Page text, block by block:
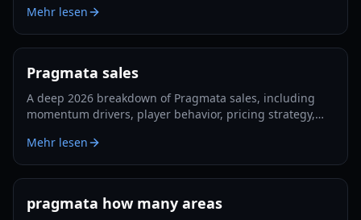
Mehr lesen
Pragmata sales
A deep 2026 breakdown of Pragmata sales, including
momentum drivers, player behavior, pricing strategy,
Mehr lesen
pragmata how many areas